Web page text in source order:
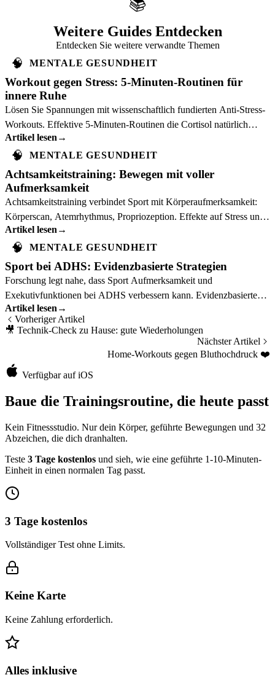
📚
Weitere Guides Entdecken
Entdecken Sie weitere verwandte Themen
🧠 MENTALE GESUNDHEIT
Workout gegen Stress: 5-Minuten-Routinen für
innere Ruhe
Lösen Sie Spannungen mit wissenschaftlich fundierten Anti-Stress-
Workouts. Effektive 5-Minuten-Routinen die Cortisol natürlich
senken.
Artikel lesen →
🧠 MENTALE GESUNDHEIT
Achtsamkeitstraining: Bewegen mit voller
Aufmerksamkeit
Achtsamkeitstraining verbindet Sport mit Körperaufmerksamkeit:
Körperscan, Atemrhythmus, Propriozeption. Effekte auf Stress und
mentales Wohlbefinden.
Artikel lesen →
🧠 MENTALE GESUNDHEIT
Sport bei ADHS: Evidenzbasierte Strategien
Forschung legt nahe, dass Sport Aufmerksamkeit und
Exekutivfunktionen bei ADHS verbessern kann. Evidenzbasierte
Strategien für Kinder und Erwachsene mit ADHS.
Artikel lesen →
Vorheriger Artikel
🎥 Technik-Check zu Hause: gute Wiederholungen
Nächster Artikel
Home-Workouts gegen Bluthochdruck ❤️
Verfügbar auf iOS
Baue die Trainingsroutine, die heute passt
Kein Fitnessstudio. Nur dein Körper, geführte Bewegungen und 32
Abzeichen, die dich dranhalten.
Teste 3 Tage kostenlos und sieh, wie eine geführte 1-10-Minuten-
Einheit in einen normalen Tag passt.
3 Tage kostenlos
Vollständiger Test ohne Limits.
Keine Karte
Keine Zahlung erforderlich.
Alles inklusive